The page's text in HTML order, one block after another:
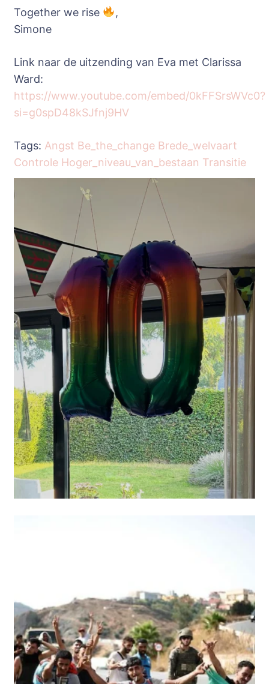
Together we rise
,
Simone
Link naar de uitzending van Eva met Clarissa
Ward:
https://www.youtube.com/embed/0kFFSrsWVc0?
si=g0spD48kSJfnj9HV
Tags: Angst Be_the_change Brede_welvaart
Controle Hoger_niveau_van_bestaan Transitie